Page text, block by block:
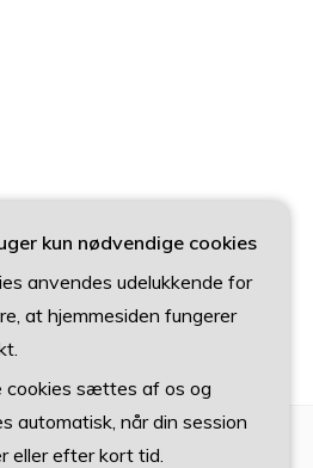
kun nødvendige cookies
anvendes udelukkende for
at hjemmesiden fungerer
cookies sættes af os og
automatisk, når din session
eller efter kort tid.